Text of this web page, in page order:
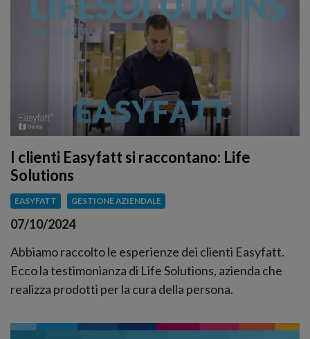
I clienti Easyfatt si raccontano: Life
Solutions
EASYFATT GESTIONE AZIENDALE
07/10/2024
Abbiamo raccolto le esperienze dei clienti Easyfatt.
Ecco la testimonianza di Life Solutions, azienda che
realizza prodotti per la cura della persona.